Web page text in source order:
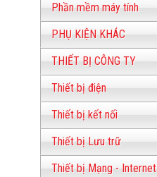
Phần mềm máy tính
PHỤ KIỆN KHÁC
THIẾT BỊ CÔNG TY
Thiết bị điện
Thiết bị kết nối
Thiết bị Lưu trữ
Thiết bị Mạng - Internet